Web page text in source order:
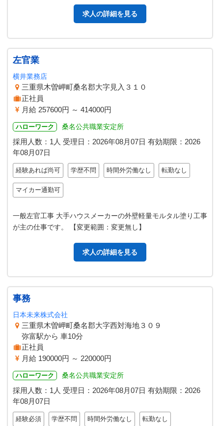
求人の詳細を見る
左官業
横井業務店
三重県木曽岬町桑名郡大字見入３１０
正社員
月給 257600円 ～ 414000円
ハローワーク 桑名公共職業安定所
採用人数：1人 受理日： 2026年08月07日 有効期限： 2026
年08月07日
経験あれば尚可 学歴不問 時間外労働なし 転勤なし
マイカー通勤可
一般左官工事 大手ハウスメーカーの外壁軽量モルタル塗り工事
が主の仕事です。 【変更範囲：変更無し】
求人の詳細を見る
事務
日本未来株式会社
三重県木曽岬町桑名郡大字西対海地３０９
弥富駅から 車10分
正社員
月給 190000円 ～ 220000円
ハローワーク 桑名公共職業安定所
採用人数：1人 受理日： 2026年08月07日 有効期限： 2026
年08月07日
経験必須 学歴不問 時間外労働なし 転勤なし